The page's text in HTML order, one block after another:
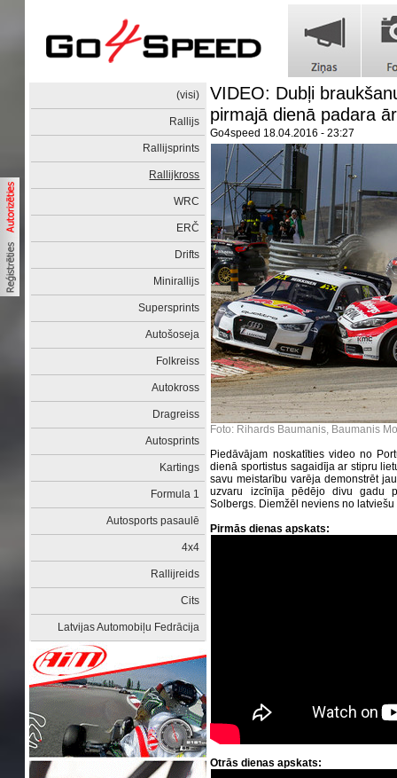
(visi)
Rallijs
Rallijsprints
Rallijkross
WRC
ERČ
Drifts
Minirallijs
Supersprints
Autošoseja
Folkreiss
Autokross
Dragreiss
Autosprints
Kartings
Formula 1
Autosports pasaulē
4x4
Rallijreids
Cits
Latvijas Automobiļu Fedrācija
VIDEO: Dubļi
pirmajā dienā padara
Go4speed 18.04.2016 - 23:27
Foto: Rihards Baumanis, Baumanis
Piedāvājam noskatīties video no
dienā sportistus sagaidīja ar stipru
savu meistarību varēja demonstrēt
uzvaru izcīnīja pēdējo divu gadu
Solbergs. Diemžēl neviens no
Pirmās dienas apskats:
Otrās dienas apskats: